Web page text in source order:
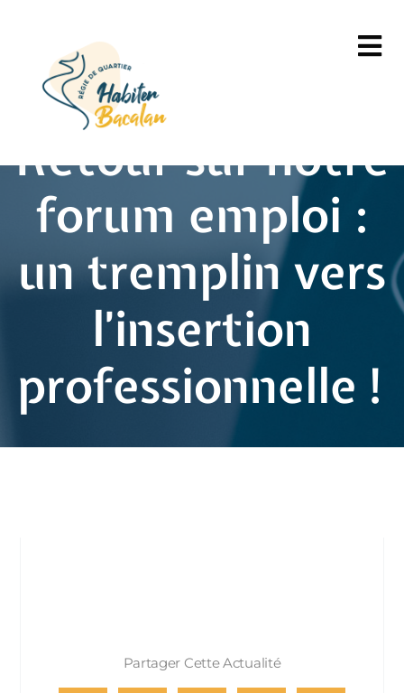
Retour sur notre
forum emploi :
un tremplin vers
l’insertion
professionnelle !
Partager Cette Actualité